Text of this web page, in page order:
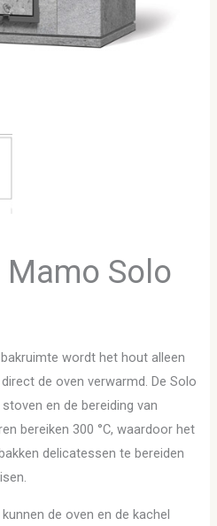
Solo
wordt het hout alleen
de oven verwarmd. De Solo
en de bereiding van
bereiken 300 °C, waardoor het
delicatessen te bereiden
de oven en de kachel